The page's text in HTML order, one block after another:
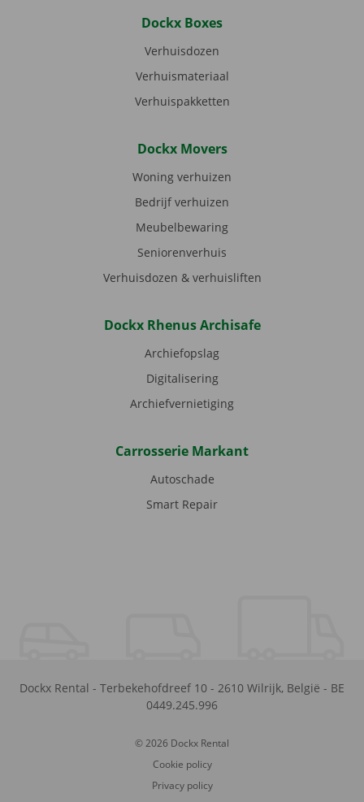
Dockx Boxes
Verhuisdozen
Verhuismateriaal
Verhuispakketten
Dockx Movers
Woning verhuizen
Bedrijf verhuizen
Meubelbewaring
Seniorenverhuis
Verhuisdozen & verhuisliften
Dockx Rhenus Archisafe
Archiefopslag
Digitalisering
Archiefvernietiging
Carrosserie Markant
Autoschade
Smart Repair
Dockx Rental - Terbekehofdreef 10 - 2610 Wilrijk, België - BE
0449.245.996
© 2026 Dockx Rental
Cookie policy
Privacy policy